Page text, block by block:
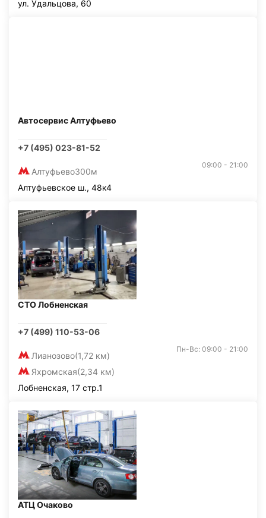
ул. Удальцова, 60
Автосервис Алтуфьево
+7 (495) 023-81-52
Алтуфьево300м
09:00 - 21:00
Алтуфьевское ш., 48к4
СТО Лобненская
+7 (499) 110-53-06
Лианозово(1,72 км)
Яхромская(2,34 км)
Пн-Вс: 09:00 - 21:00
Лобненская, 17 стр.1
АТЦ Очаково